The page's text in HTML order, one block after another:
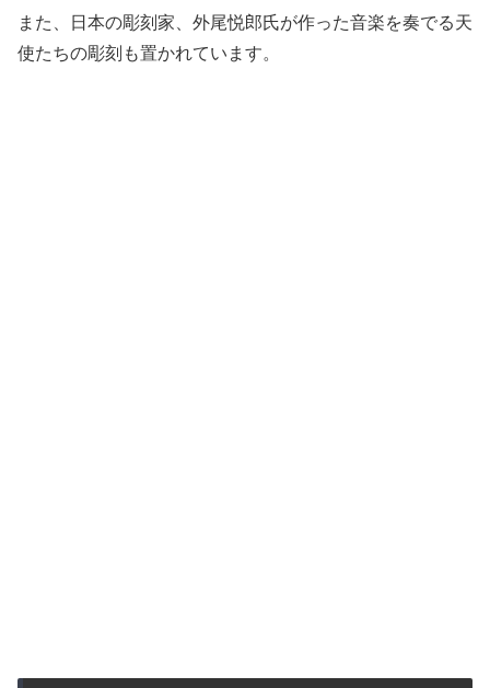
また、日本の彫刻家、外尾悦郎氏が作った音楽を奏でる天
使たちの彫刻も置かれています。